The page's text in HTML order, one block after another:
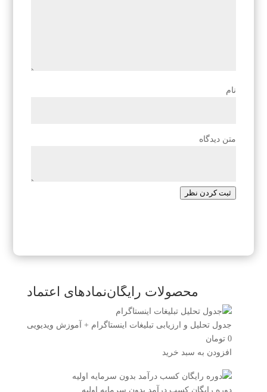
نام
متن دیدگاه
ثبت کردن نظر
نمادهای اعتمادمحصولات رایگان
جدول تحلیل و ارزیابی تبلیغات اینستاگرام + آموزش ویدیویی
0 تومان
افزودن به سبد خرید
دوره رایگان کسب درآمد بدون سرمایه اولیه